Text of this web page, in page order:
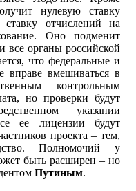
нулевую ставку
отчислений на
Оно подменит
все органы российской
что федеральные и
вправе вмешиваться в
контрольным
но проверки будут
указании
ее лицензии будут
проекта – тем,
Полномочий у
быть расширен – но
Путиным.